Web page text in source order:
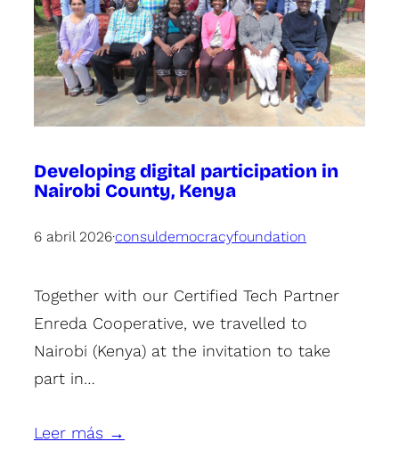
Developing digital participation in
Nairobi County, Kenya
6 abril 2026·consuldemocracyfoundation
Together with our Certified Tech Partner
Enreda Cooperative, we travelled to
Nairobi (Kenya) at the invitation to take
part in…
Leer más →